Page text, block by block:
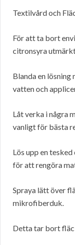
Textilvård och
För att ta bort
citronsyra
Blanda en lösning
vatten och
Låt verka i några
vanligt för bästa
Lös upp en
för att rengöra
Spraya lätt över
mikrofiberduk.
Detta tar bort